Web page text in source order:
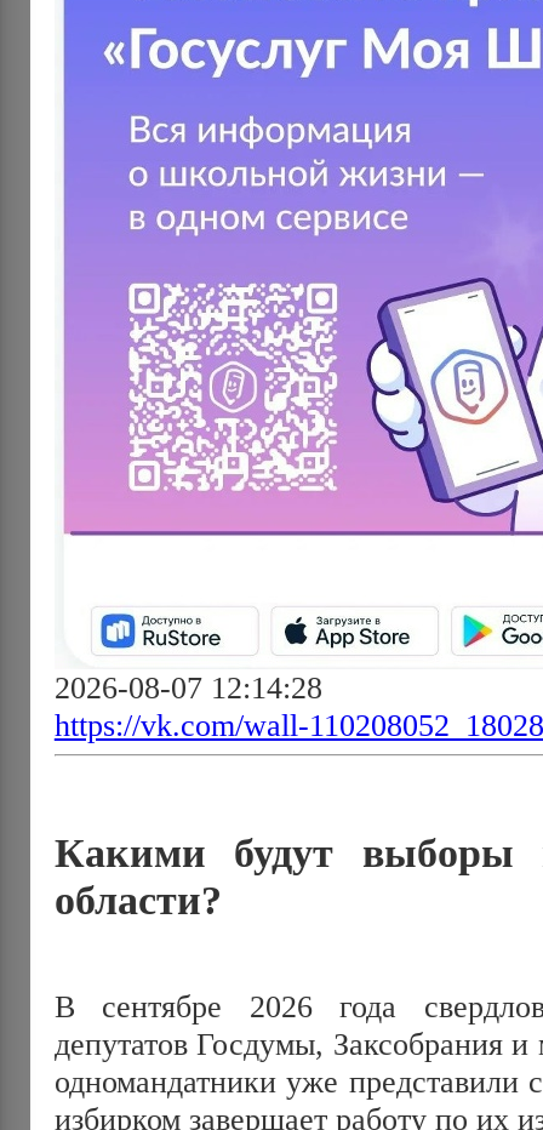
2026-08-07 12:14:28
https://vk.com/wall-110208052_18028
Какими будут выборы
области?
В сентябре 2026 года
депутатов Госдумы, Заксобрания
одномандатники уже представили
избирком завершает работу по их